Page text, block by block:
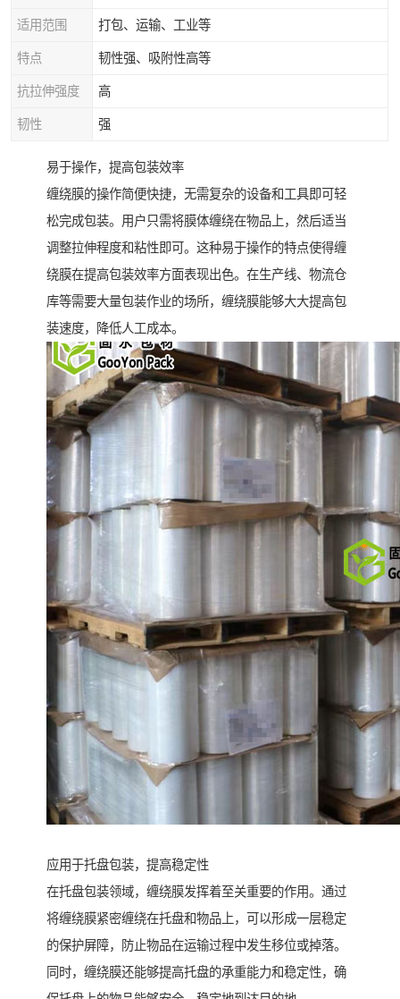
适用范围 打包、运输、工业等
特点 韧性强、吸附性高等
抗拉伸强度 高
韧性 强
易于操作，提高包装效率
缠绕膜的操作简便快捷，无需复杂的设备和工具即可轻
松完成包装。用户只需将膜体缠绕在物品上，然后适当
调整拉伸程度和粘性即可。这种易于操作的特点使得缠
绕膜在提高包装效率方面表现出色。在生产线、物流仓
库等需要大量包装作业的场所，缠绕膜能够大大提高包
装速度，降低人工成本。
应用于托盘包装，提高稳定性
在托盘包装领域，缠绕膜发挥着至关重要的作用。通过
将缠绕膜紧密缠绕在托盘和物品上，可以形成一层稳定
的保护屏障，防止物品在运输过程中发生移位或掉落。
同时，缠绕膜还能够提高托盘的承重能力和稳定性，确